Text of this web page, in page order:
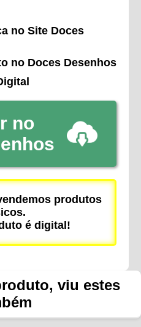
no Site Doces
no Doces Desenhos
no
produtos
é digital!
viu estes